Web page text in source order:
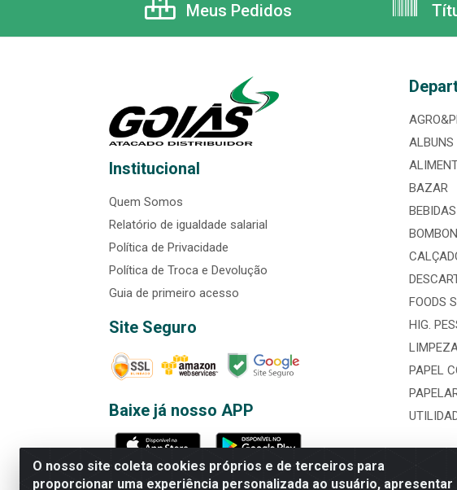
O nosso site coleta cookies próprios e de terceiros para
proporcionar uma experiência personalizada ao usuário, apresentar
Meus Pedidos
Institucional
Quem Somos
Relatório de igualdade salarial
Política de Privacidade
Política de Troca e Devolução
Guia de primeiro acesso
Site Seguro
Baixe já nosso APP
ALBUNS
BAZAR
BEBIDAS
FOODS
HIG.
PAPEL